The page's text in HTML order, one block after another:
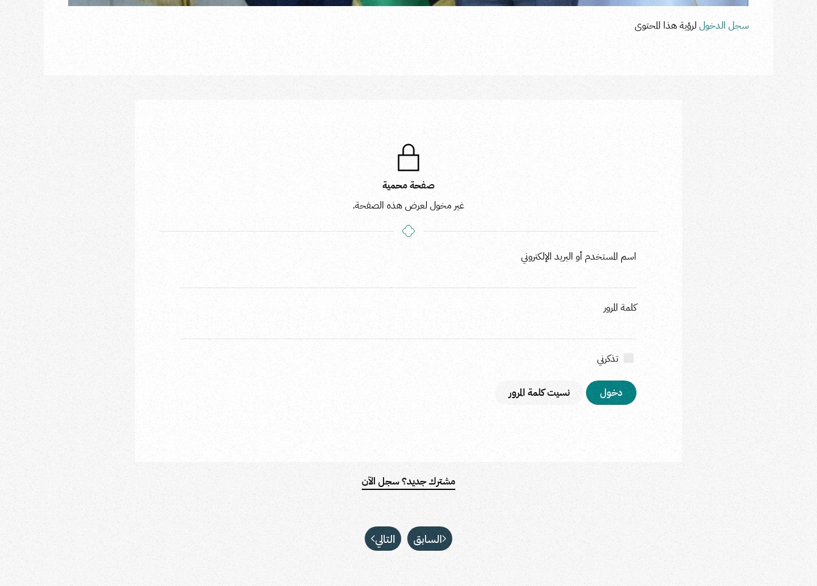
سجل الدخوللرؤية هذا المحتوى
صفحة محمية
غير مخول لعرض هذه الصفحة.
اسم المستخدم أو البريد الإلكتروني
كلمة المرور
تذكرني
نسيت كلمة المرور
مشترك جديد؟ سجل الآن
السابق التالي